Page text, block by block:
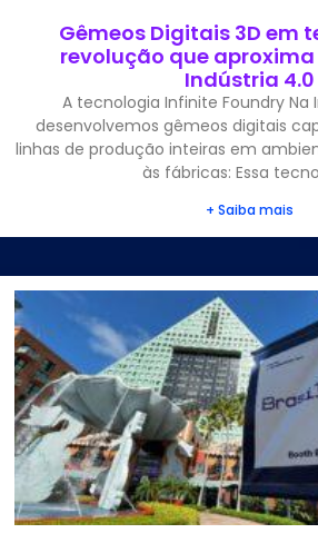
Gêmeos Digitais 3D em
revolução que
Indústria 4.0
A tecnologia Infinite Foundry Na
desenvolvemos gêmeos digitais
linhas de produção inteiras em
às fábricas: Essa
+ Saiba mais